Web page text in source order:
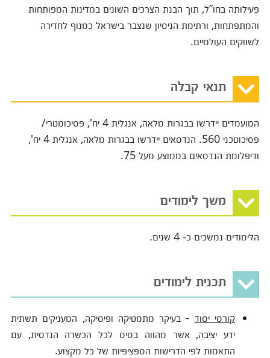
פעילותה בחו”ל, תוך הבנת הצרכים השונים במדינות המפותחות
והמתפתחות, ורתימת הניסיון שנצבר בישראל כמנוף לחדירה
לשווקים העולמיים.
תנאי קבלה
המועמדים יידרשו בבגרות מלאה, אנגלית 4 יח', פסיכומטרי/
פסיכוטכני 560. הנדסאים יידרשו בבגרות מלאה, אנגלית 4 יח',
ודיפלומת הנדסאים בממוצע מעל 75.
משך לימודים
הלימודים נמשכים כ- 4 שנים.
תכנית לימודים
קורסי יסוד - בעיקר מתמטיקה ופיסיקה, המעניקים תשתית
ידע יציבה, אשר מהווה בסיס לכל הכשרה הנדסית, עם
התאמות לפי הדרישות הספציפיות של כל מקצוע.